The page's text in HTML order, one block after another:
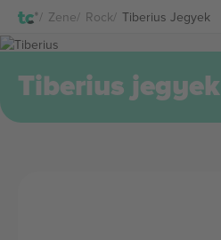
Zene Rock Tiberius Jegyek
Tiberius jegyek